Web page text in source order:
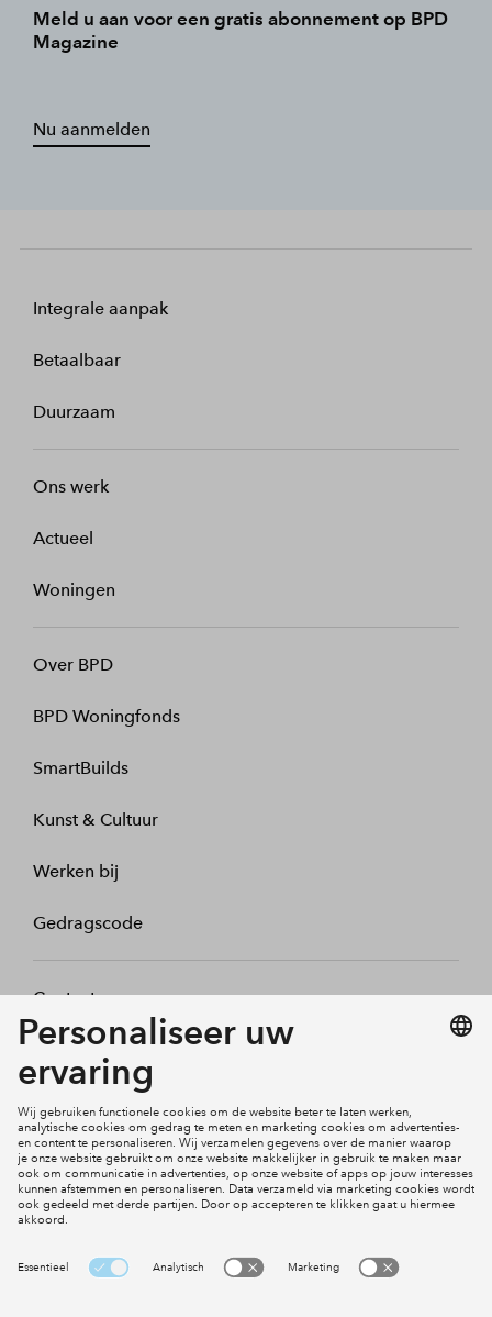
Meld u aan voor een gratis abonnement op BPD
Magazine
Nu aanmelden
Integrale aanpak
Betaalbaar
Duurzaam
Ons werk
Actueel
Woningen
Over BPD
BPD Woningfonds
SmartBuilds
Kunst & Cultuur
Werken bij
Gedragscode
Contact
Mijn profiel
Social Media